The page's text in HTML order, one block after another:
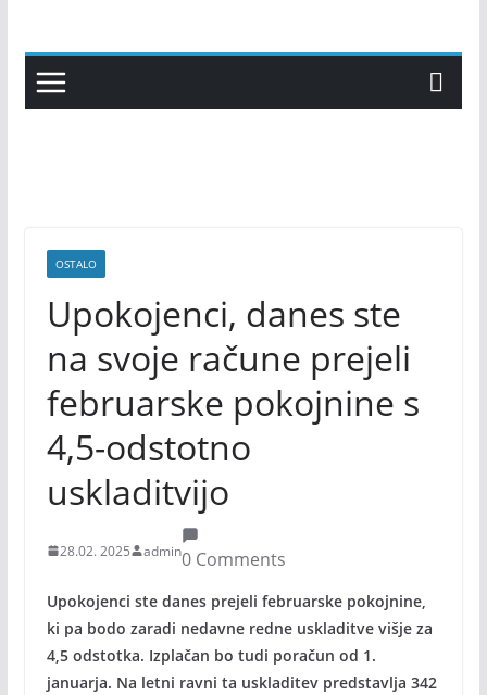
content
OSTALO
Upokojenci, danes ste
na svoje račune prejeli
februarske pokojnine s
4,5-odstotno
uskladitvijo
28.02. 2025 admin0 Comments
Upokojenci ste danes prejeli februarske pokojnine,
ki pa bodo zaradi nedavne redne uskladitve višje za
4,5 odstotka. Izplačan bo tudi poračun od 1.
januarja. Na letni ravni ta uskladitev predstavlja 342